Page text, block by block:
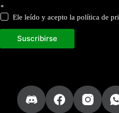
u
a
l
i
a
*
Ele leído y acepto la política de
Suscribirse